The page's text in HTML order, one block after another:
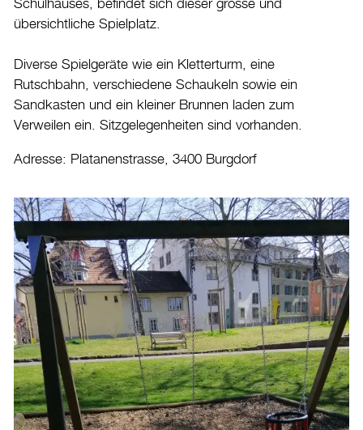
Schulhauses, befindet sich dieser grosse und
übersichtliche Spielplatz.
Diverse Spielgeräte wie ein Kletterturm, eine
Rutschbahn, verschiedene Schaukeln sowie ein
Sandkasten und ein kleiner Brunnen laden zum
Verweilen ein. Sitzgelegenheiten sind vorhanden.
Adresse: Platanenstrasse, 3400 Burgdorf